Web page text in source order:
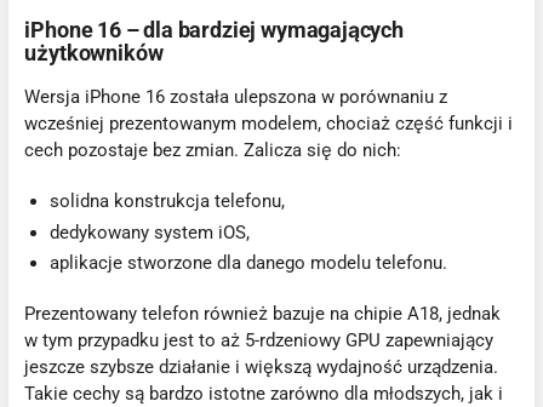
iPhone 16 – dla bardziej wymagających
użytkowników
Wersja iPhone 16 została ulepszona w porównaniu z
wcześniej prezentowanym modelem, chociaż część funkcji i
cech pozostaje bez zmian. Zalicza się do nich:
solidna konstrukcja telefonu,
dedykowany system iOS,
aplikacje stworzone dla danego modelu telefonu.
Prezentowany telefon również bazuje na chipie A18, jednak
w tym przypadku jest to aż 5-rdzeniowy GPU zapewniający
jeszcze szybsze działanie i większą wydajność urządzenia.
Takie cechy są bardzo istotne zarówno dla młodszych, jak i